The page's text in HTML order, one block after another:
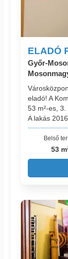
ELADÓ
Győr-
eladó! A
53 m²-es,
A lakás
Belső
53